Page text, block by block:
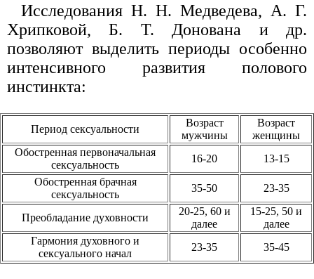
Исследования Н. Н. Медведева, А. Г.
Хрипковой, Б. Т. Донована и др.
позволяют выделить периоды особенно
интенсивного развития полового
инстинкта:
Период сексуальности
Возраст
мужчины
Возраст
женщины
Обостренная первоначальная
сексуальность
16-20
13-15
Обостренная брачная
сексуальность
35-50 23-35
Преобладание духовности
20-25, 60 и
далее
15-25, 50 и
далее
Гармония духовного и
сексуального начал
23-35 35-45